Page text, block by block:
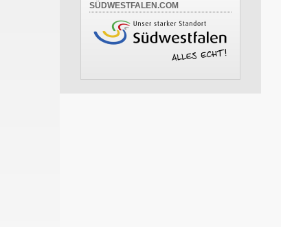
SÜDWESTFALEN.COM